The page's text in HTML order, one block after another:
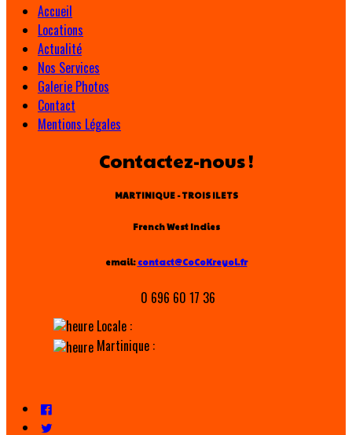
Accueil
Locations
Actualité
Nos Services
Galerie Photos
Contact
Mentions Légales
Contactez-nous !
MARTINIQUE - TROIS ILETS
French West Indies
email: contact@CoCoKreyol.fr
0 696 60 17 36
Locale :
Martinique :